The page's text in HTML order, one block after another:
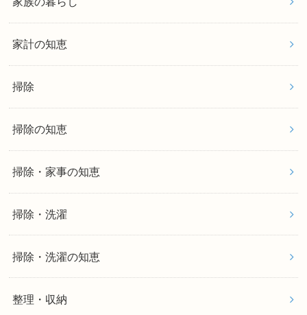
家計の知恵
掃除
掃除の知恵
掃除・家事の知恵
掃除・洗濯
掃除・洗濯の知恵
整理・収納